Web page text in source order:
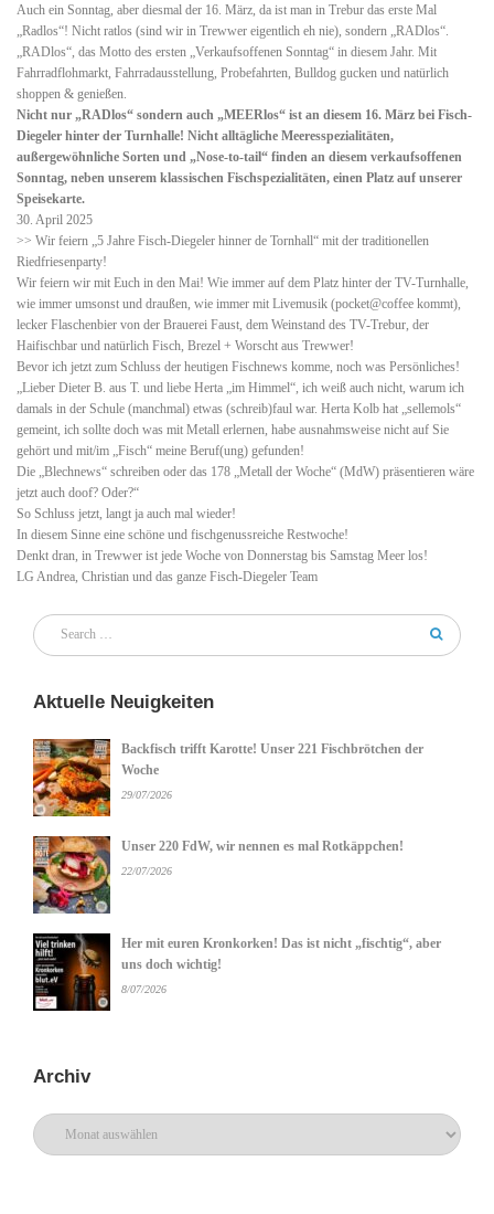
Auch ein Sonntag, aber diesmal der 16. März, da ist man in Trebur das erste Mal
„Radlos“! Nicht ratlos (sind wir in Trewwer eigentlich eh nie), sondern „RADlos“.
„RADlos“, das Motto des ersten „Verkaufsoffenen Sonntag“ in diesem Jahr. Mit
Fahrradflohmarkt, Fahrradausstellung, Probefahrten, Bulldog gucken und natürlich
shoppen & genießen.
Nicht nur „RADlos“ sondern auch „MEERlos“ ist an diesem 16. März bei Fisch-
Diegeler hinter der Turnhalle! Nicht alltägliche Meeresspezialitäten,
außergewöhnliche Sorten und „Nose-to-tail“ finden an diesem verkaufsoffenen
Sonntag, neben unserem klassischen Fischspezialitäten, einen Platz auf unserer
Speisekarte.
30. April 2025
>> Wir feiern „5 Jahre Fisch-Diegeler hinner de Tornhall“ mit der traditionellen
Riedfriesenparty!
Wir feiern wir mit Euch in den Mai! Wie immer auf dem Platz hinter der TV-Turnhalle,
wie immer umsonst und draußen, wie immer mit Livemusik (pocket@coffee kommt),
lecker Flaschenbier von der Brauerei Faust, dem Weinstand des TV-Trebur, der
Haifischbar und natürlich Fisch, Brezel + Worscht aus Trewwer!
Bevor ich jetzt zum Schluss der heutigen Fischnews komme, noch was Persönliches!
„Lieber Dieter B. aus T. und liebe Herta „im Himmel“, ich weiß auch nicht, warum ich
damals in der Schule (manchmal) etwas (schreib)faul war. Herta Kolb hat „sellemols“
gemeint, ich sollte doch was mit Metall erlernen, habe ausnahmsweise nicht auf Sie
gehört und mit/im „Fisch“ meine Beruf(ung) gefunden!
Die „Blechnews“ schreiben oder das 178 „Metall der Woche“ (MdW) präsentieren wäre
jetzt auch doof? Oder?“
So Schluss jetzt, langt ja auch mal wieder!
In diesem Sinne eine schöne und fischgenussreiche Restwoche!
Denkt dran, in Trewwer ist jede Woche von Donnerstag bis Samstag Meer los!
LG Andrea, Christian und das ganze Fisch-Diegeler Team
Aktuelle Neuigkeiten
Backfisch trifft Karotte! Unser 221 Fischbrötchen der
Woche
29/07/2026
Unser 220 FdW, wir nennen es mal Rotkäppchen!
22/07/2026
Her mit euren Kronkorken! Das ist nicht „fischtig“, aber
uns doch wichtig!
8/07/2026
Archiv
Archiv